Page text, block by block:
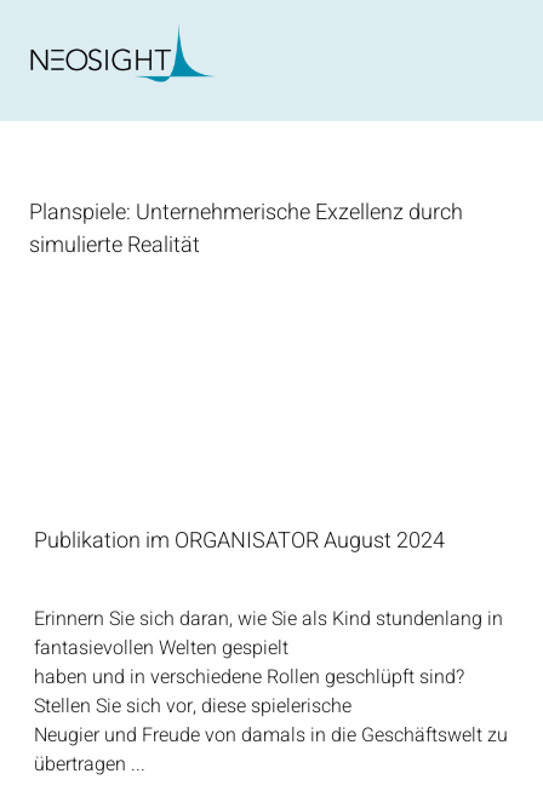
Planspiele: Unternehmerische Exzellenz durch
simulierte Realität
Publikation im ORGANISATOR August 2024
Erinnern Sie sich daran, wie Sie als Kind stundenlang in
fantasievollen Welten gespielt
haben und in verschiedene Rollen geschlüpft sind?
Stellen Sie sich vor, diese spielerische
Neugier und Freude von damals in die Geschäftswelt zu
übertragen ...